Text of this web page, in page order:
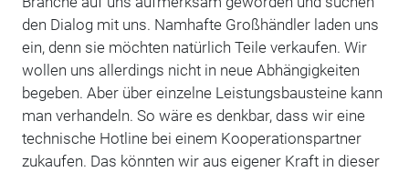
den Dialog mit uns. Namhafte Großhändler laden uns
ein, denn sie möchten natürlich Teile verkaufen. Wir
wollen uns allerdings nicht in neue Abhängigkeiten
begeben. Aber über einzelne Leistungsbausteine kann
man verhandeln. So wäre es denkbar, dass wir eine
technische Hotline bei einem Kooperationspartner
zukaufen. Das könnten wir aus eigener Kraft in dieser